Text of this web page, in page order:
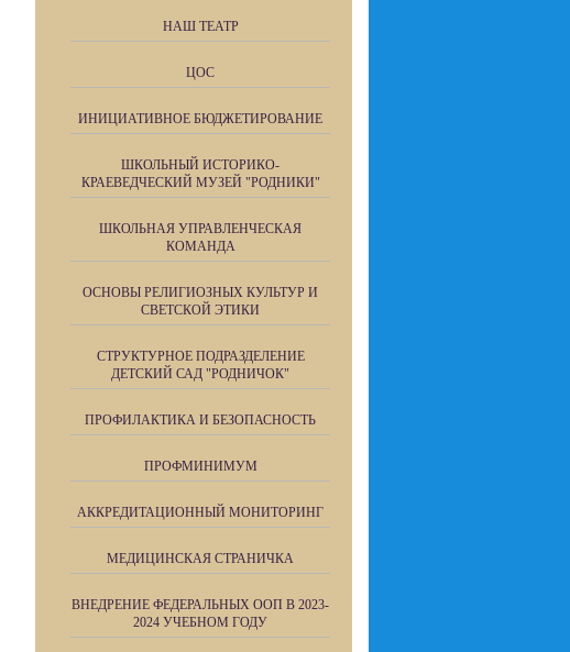
НАШ ТЕАТР
ЦОС
ИНИЦИАТИВНОЕ БЮДЖЕТИРОВАНИЕ
ШКОЛЬНЫЙ ИСТОРИКО-
КРАЕВЕДЧЕСКИЙ МУЗЕЙ "РОДНИКИ"
ШКОЛЬНАЯ УПРАВЛЕНЧЕСКАЯ
КОМАНДА
ОСНОВЫ РЕЛИГИОЗНЫХ КУЛЬТУР И
СВЕТСКОЙ ЭТИКИ
СТРУКТУРНОЕ ПОДРАЗДЕЛЕНИЕ
ДЕТСКИЙ САД "РОДНИЧОК"
ПРОФИЛАКТИКА И БЕЗОПАСНОСТЬ
ПРОФМИНИМУМ
АККРЕДИТАЦИОННЫЙ МОНИТОРИНГ
МЕДИЦИНСКАЯ СТРАНИЧКА
ВНЕДРЕНИЕ ФЕДЕРАЛЬНЫХ ООП В 2023-
2024 УЧЕБНОМ ГОДУ